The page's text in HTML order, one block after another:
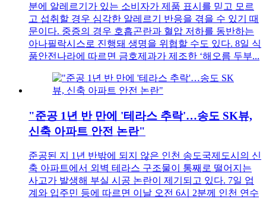
분에 알레르기가 있는 소비자가 제품 표시를 믿고 모르
고 섭취할 경우 심각한 알레르기 반응을 겪을 수 있기 때
문이다. 중증의 경우 호흡곤란과 혈압 저하를 동반하는
아나필락시스로 진행돼 생명을 위협할 수도 있다. 8일 식
품안전나라에 따르면 금호제과가 제조한 ‘해오름 두부...
"준공 1년 반 만에 '테라스 추락'…송도 SK뷰,
신축 아파트 안전 논란"
준공된 지 1년 반밖에 되지 않은 인천 송도국제도시의 신
축 아파트에서 외벽 테라스 구조물이 통째로 떨어지는
사고가 발생해 부실 시공 논란이 제기되고 있다. 7일 업
계와 입주민 등에 따르면 이날 오전 6시 2분께 인천 연수